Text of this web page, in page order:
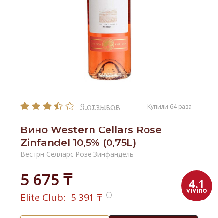
9 отзывов Купили 64 раза
Вино Western Cellars Rose
Zinfandel 10,5% (0,75L)
Вестрн Селларс Розе Зинфандель
5 675 ₸ 4.1
Elite Club: 5 391 ₸